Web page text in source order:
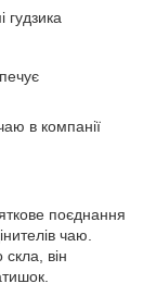
в компанії
поєднання
чаю.
він